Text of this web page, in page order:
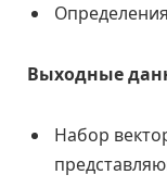
Выходные
Набор